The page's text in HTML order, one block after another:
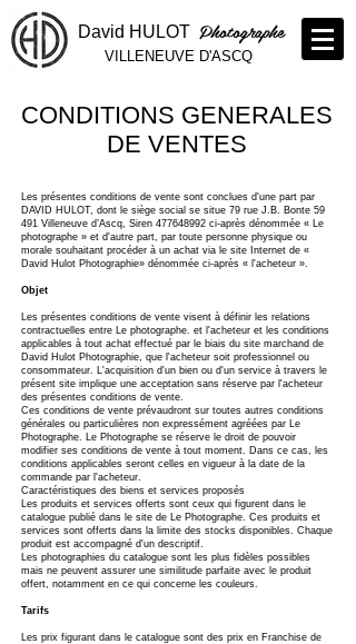
David HULOT Photographe
VILLENEUVE D'ASCQ
CONDITIONS GENERALES
DE VENTES
Les présentes conditions de vente sont conclues d'une part par
DAVID HULOT, dont le siège social se situe 79 rue J.B. Bonte 59
491 Villeneuve d’Ascq, Siren 477648992 ci-après dénommée « Le
photographe » et d'autre part, par toute personne physique ou
morale souhaitant procéder à un achat via le site Internet de «
David Hulot Photographie» dénommée ci-après « l'acheteur ».
Objet
Les présentes conditions de vente visent à définir les relations
contractuelles entre Le photographe. et l'acheteur et les conditions
applicables à tout achat effectué par le biais du site marchand de
David Hulot Photographie, que l'acheteur soit professionnel ou
consommateur. L'acquisition d'un bien ou d'un service à travers le
présent site implique une acceptation sans réserve par l'acheteur
des présentes conditions de vente.
Ces conditions de vente prévaudront sur toutes autres conditions
générales ou particulières non expressément agréées par Le
Photographe. Le Photographe se réserve le droit de pouvoir
modifier ses conditions de vente à tout moment. Dans ce cas, les
conditions applicables seront celles en vigueur à la date de la
commande par l'acheteur.
Caractéristiques des biens et services proposés
Les produits et services offerts sont ceux qui figurent dans le
catalogue publié dans le site de Le Photographe. Ces produits et
services sont offerts dans la limite des stocks disponibles. Chaque
produit est accompagné d'un descriptif.
Les photographies du catalogue sont les plus fidèles possibles
mais ne peuvent assurer une similitude parfaite avec le produit
offert, notamment en ce qui concerne les couleurs.
Tarifs
Les prix figurant dans le catalogue sont des prix en Franchise de